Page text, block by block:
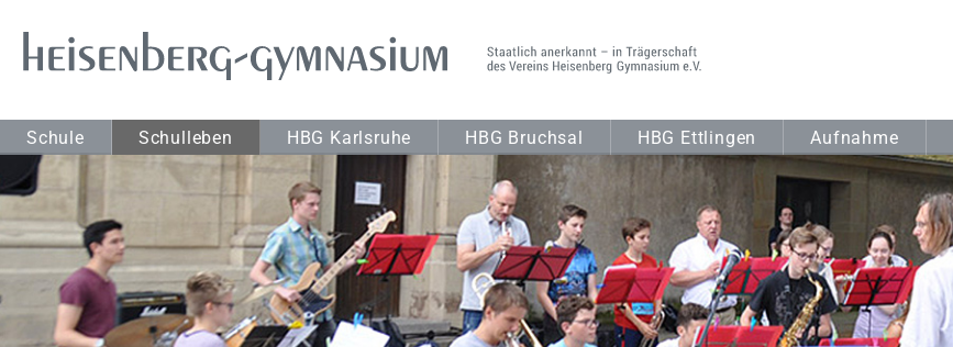
Schule Schulleben HBG Karlsruhe HBG Bruchsal HBG Ettlingen Aufnahme